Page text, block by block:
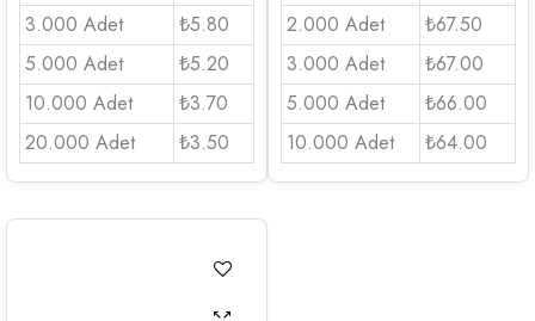
3.000 Adet
₺5.80
5.000 Adet
₺5.20
10.000 Adet
₺3.70
20.000 Adet
₺3.50
2.000 Adet
₺67.50
3.000 Adet
₺67.00
5.000 Adet
₺66.00
10.000 Adet
₺64.00